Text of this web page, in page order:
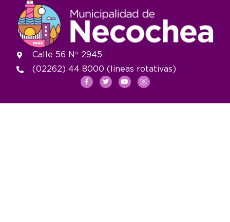
Calle 56 Nº 2945
(02262) 44 8000 (lineas rotativas)